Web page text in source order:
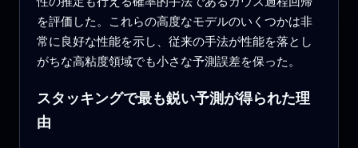
を評価した。これらの高度なモデルのいくつかは非
常に良好な性能を示し、従来の手法が性能を落とし
がちな高粘度領域でも小さな予測誤差を保った。
スタッキングで最も鋭い予測が得られた理
由